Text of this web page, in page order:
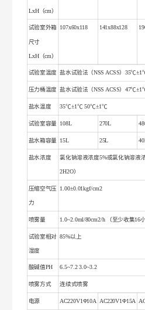
LxH（cm）
试验室外箱
尺寸
LxH（cm）
107x60x118 141x88x128
试验室温度 盐水试验法（NSS ACSS）
压力桶温度 盐水试验法（NSS ACSS）
盐水温度 35℃±1℃ 50℃±1℃
试验室容量 108L 270L
盐水箱容量 15L 25L
盐水浓度 氯化钠溶液浓度5%或氯化钠溶液
2H2O）
压缩空气压
力
1.00±0.01kgf/cm2
喷雾量 1.0~2.0ml/80cm2/h （至少收集16
试验室相对
湿度
85%以上
酸碱值PH 6.5~7.2 3.0~3.2
喷雾方式 连续式喷雾
电源 AC220V1Φ10A AC220V1Φ15A